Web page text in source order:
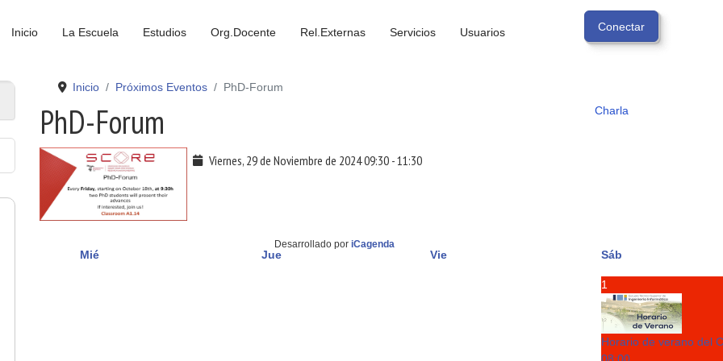
Inicio La Escuela Estudios Org.Docente Rel.Externas Servicios Usuarios
Mié Jue Vie Sáb
1
Horario de verano del
Inicio Próximos Eventos PhD-Forum
PhD-Forum Charla
Viernes, 29 de Noviembre de 202409:30-11:30
Desarrollado por iCagenda